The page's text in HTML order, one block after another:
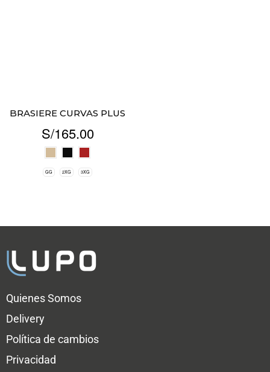
BRASIERE CURVAS PLUS
S/165.00
GG 2XG 3XG
Quienes Somos
Delivery
Política de cambios
Privacidad